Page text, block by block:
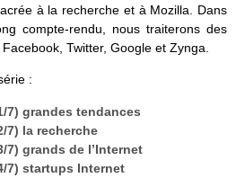
à la recherche et à Mozilla. Dans
compte-rendu, nous traiterons des
Twitter, Google et Zynga.
:
7) grandes tendances
7) la recherche
7) grands de l’Internet
7) startups Internet